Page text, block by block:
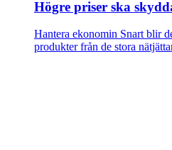
Högre priser ska
Hantera ekonomin Snart blir
produkter från de stora